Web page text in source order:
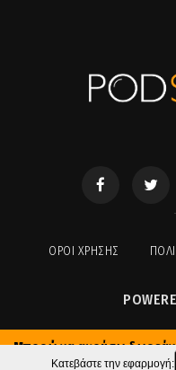
Μπορώ να ακούσω
Χρόνου;
ΟΡΟΙ ΧΡΉΣΗΣ
Κατεβάστε την εφαρμογή: